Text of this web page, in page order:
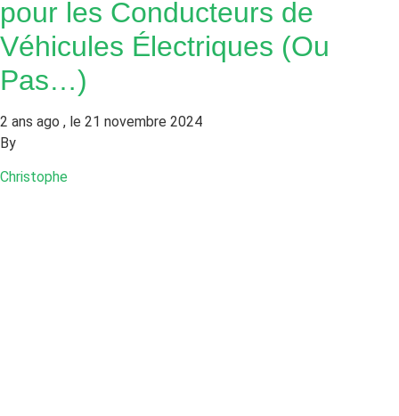
pour les Conducteurs de
Véhicules Électriques (Ou
Pas…)
2 ans ago
21 novembre 2024
By
Christophe